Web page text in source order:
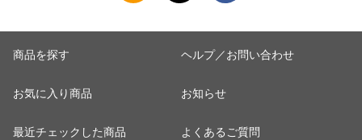
商品を探す
お気に入り商品
最近チェックした商品
ヘルプ／お問い合わせ
お知らせ
よくあるご質問